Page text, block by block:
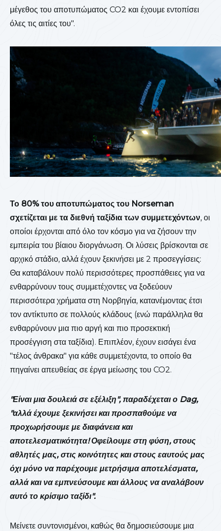
μέγεθος του αποτυπώματος CO2 και έχουμε εντοπίσει
όλες τις αιτίες του".
Το 80% του αποτυπώματος του Norseman
σχετίζεται με τα διεθνή ταξίδια των συμμετεχόντων, οι
οποίοι έρχονται από όλο τον κόσμο για να ζήσουν την
εμπειρία του βίαιου διοργάνωση. Οι λύσεις βρίσκονται σε
αρχικό στάδιο, αλλά έχουν ξεκινήσει με 2 προσεγγίσεις:
Θα καταβάλουν πολύ περισσότερες προσπάθειες για να
ενθαρρύνουν τους συμμετέχοντες να ξοδεύουν
περισσότερα χρήματα στη Νορβηγία, κατανέμοντας έτσι
τον αντίκτυπο σε πολλούς κλάδους (ενώ παράλληλα θα
ενθαρρύνουν μια πιο αργή και πιο προσεκτική
προσέγγιση στα ταξίδια). Επιπλέον, έχουν εισάγει ένα
"τέλος άνθρακα" για κάθε συμμετέχοντα, το οποίο θα
πηγαίνει απευθείας σε έργα μείωσης του CO2.
"Είναι μια δουλειά σε εξέλιξη", παραδέχεται ο Dag,
"αλλά έχουμε ξεκινήσει και προσπαθούμε να
προχωρήσουμε με διαφάνεια και
αποτελεσματικότητα! Οφείλουμε στη φύση, στους
αθλητές μας, στις κοινότητες και στους εαυτούς μας
όχι μόνο να παρέχουμε μετρήσιμα αποτελέσματα,
αλλά και να εμπνεύσουμε και άλλους να αναλάβουν
αυτό το κρίσιμο ταξίδι".
Μείνετε συντονισμένοι, καθώς θα δημοσιεύσουμε μια